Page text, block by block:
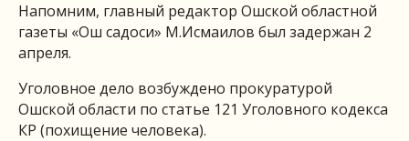
Напомним, главный редактор Ошской областной
газеты «Ош садоси» М.Исмаилов был задержан 2
апреля.
Уголовное дело возбуждено прокуратурой
Ошской области по статье 121 Уголовного кодекса
КР (похищение человека).